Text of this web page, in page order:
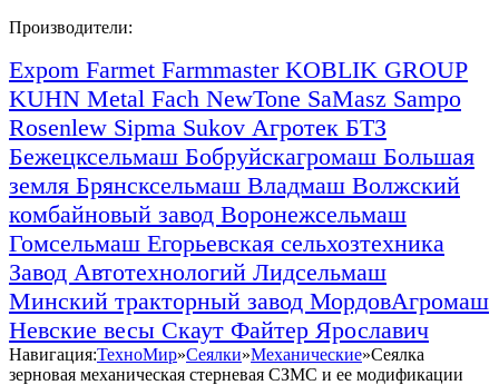
Производители:
Expom Farmet Farmmaster KOBLIK GROUP
KUHN Metal Fach NewTone SaMasz Sampo
Rosenlew Sipma Sukov Агротек БТЗ
Бежецксельмаш Бобруйскагромаш Большая
земля Брянсксельмаш Владмаш Волжский
комбайновый завод Воронежсельмаш
Гомсельмаш Егорьевская сельхозтехника
Завод Автотехнологий Лидсельмаш
Минский тракторный завод МордовАгромаш
Невские весы Скаут Файтер Ярославич
Навигация:ТехноМир»Сеялки»Механические»Сеялка
зерновая механическая стерневая СЗМС и ее модификации